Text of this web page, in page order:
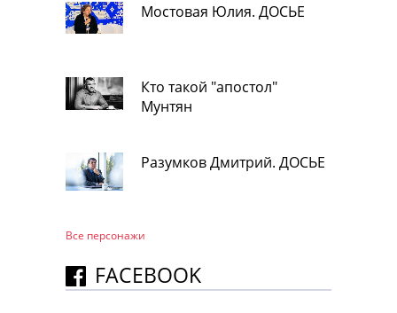
Мостовая Юлия. ДОСЬЕ
Кто такой "апостол"
Мунтян
Разумков Дмитрий. ДОСЬЕ
Все персонажи
FACEBOOK